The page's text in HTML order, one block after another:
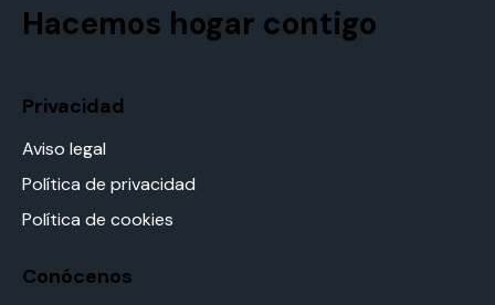
Hacemos hogar contigo
Privacidad
Aviso legal
Política de privacidad
Política de cookies
Conócenos